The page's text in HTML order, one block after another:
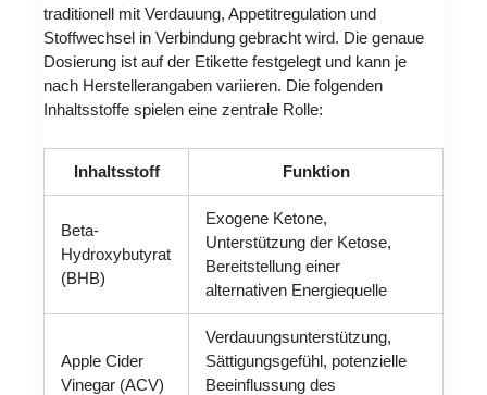
traditionell mit Verdauung, Appetitregulation und
Stoffwechsel in Verbindung gebracht wird. Die genaue
Dosierung ist auf der Etikette festgelegt und kann je
nach Herstellerangaben variieren. Die folgenden
Inhaltsstoffe spielen eine zentrale Rolle:
Inhaltsstoff Funktion
Beta-
Hydroxybutyrat
(BHB)
Exogene Ketone,
Unterstützung der Ketose,
Bereitstellung einer
alternativen Energiequelle
Apple Cider
Vinegar (ACV)
Verdauungsunterstützung,
Sättigungsgefühl, potenzielle
Beeinflussung des